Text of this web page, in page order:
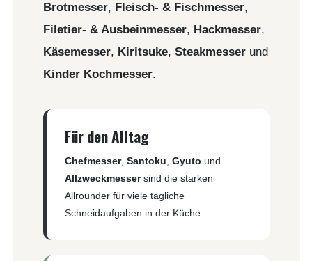
Brotmesser, Fleisch- & Fischmesser,
Filetier- & Ausbeinmesser, Hackmesser,
Käsemesser, Kiritsuke, Steakmesserund
Kinder Kochmesser.
Für den Alltag
Chefmesser, Santoku, Gyuto und
Allzweckmessersind die starken
Allrounder für viele tägliche
Schneidaufgaben in der Küche.